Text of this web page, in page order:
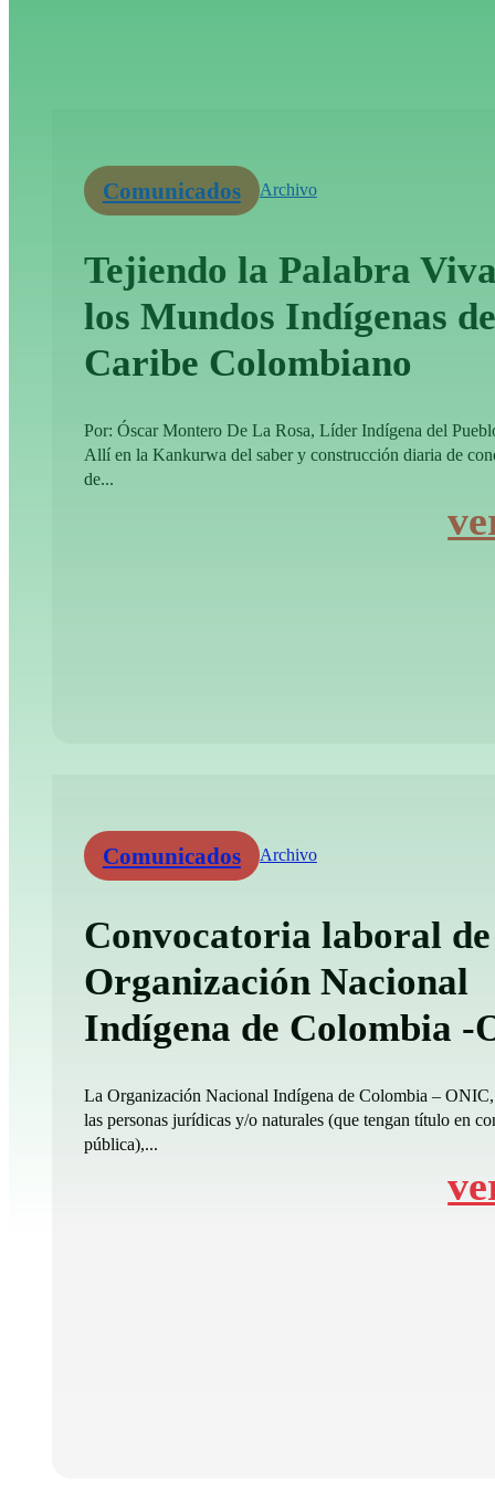
Comunicados Archivo
Tejiendo la Palabra
los Mundos Indígenas
Caribe Colombiano
Por: Óscar Montero De La Rosa, Líder Indígena del
Allí en la Kankurwa del saber y construcción diaria de
de...
Comunicados Archivo
Convocatoria laboral
Organización Nacional
Indígena de Colombia -
La Organización Nacional Indígena de Colombia – ONIC,
las personas jurídicas y/o naturales (que tengan título en
pública),...